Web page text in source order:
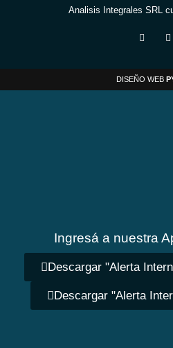
Analisis Integrales SRL
DISEÑO WEB
Ingresá a nuestra
Descargar "Alerta
Descargar "Alerta